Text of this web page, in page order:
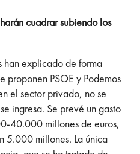
cuadrar subiendo los
han explicado de forma
proponen PSOE y Podemos
el sector privado, no se
ingresa. Se prevé un gasto
40.000 millones de euros,
5.000 millones. La única